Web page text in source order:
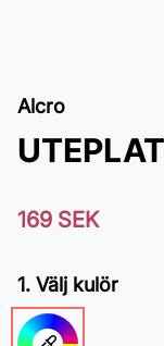
Alcro
169 SEK
1. Välj kulör